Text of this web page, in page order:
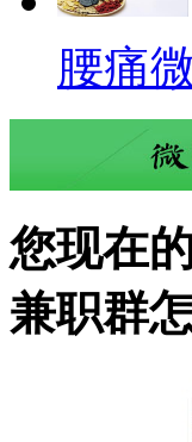
腰痛
您现在
兼职群